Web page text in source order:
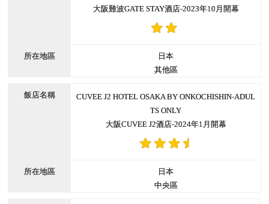
大阪難波GATE STAY酒店-2023年10月開幕
日本
其他區
CUVEE J2 HOTEL OSAKA BY ONKOCHISHIN-ADUL
TS ONLY
大阪CUVEE J2酒店-2024年1月開幕
日本
中央區